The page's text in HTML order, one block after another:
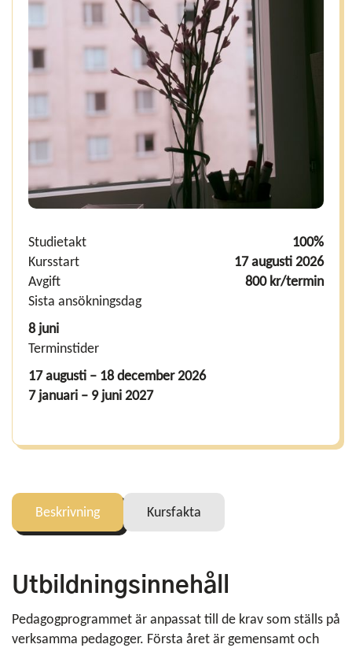
Beskrivning Kursfakta
Utbildningsinnehåll
Pedagogprogrammet är anpassat till de krav som ställs på
verksamma pedagoger. Första året är gemensamt och
Studietakt
100%
Kursstart
17 augusti 2026
Avgift
800 kr/termin
Sista ansökningsdag
8 juni
Terminstider
17 augusti – 18 december 2026
7 januari – 9 juni 2027